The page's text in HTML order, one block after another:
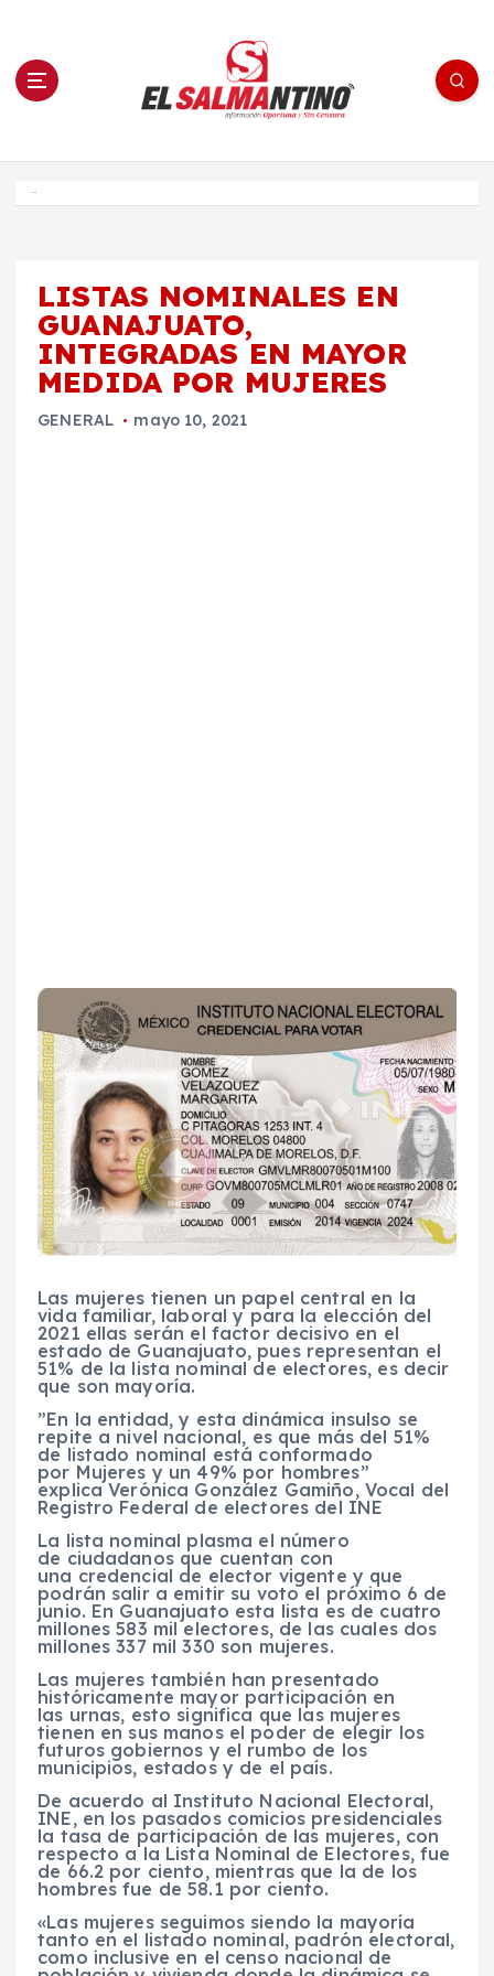
n El Salmantino - medios/noticias/editorial
LISTAS NOMINALES EN
GUANAJUATO,
INTEGRADAS EN MAYOR
MEDIDA POR MUJERES
GENERAL mayo 10, 2021
Las mujeres tienen un papel central en la
vida familiar, laboral y para la elección del
2021 ellas serán el factor decisivo en el
estado de Guanajuato, pues representan el
51% de la lista nominal de electores, es decir
que son mayoría.
”En la entidad, y esta dinámica insulso se
repite a nivel nacional, es que más del 51%
de listado nominal está conformado
por Mujeres y un 49% por hombres”
explica Verónica González Gamiño, Vocal del
Registro Federal de electores del INE
La lista nominal plasma el número
de ciudadanos que cuentan con
una credencial de elector vigente y que
podrán salir a emitir su voto el próximo 6 de
junio. En Guanajuato esta lista es de cuatro
millones 583 mil electores, de las cuales dos
millones 337 mil 330 son mujeres.
Las mujeres también han presentado
históricamente mayor participación en
las urnas, esto significa que las mujeres
tienen en sus manos el poder de elegir los
futuros gobiernos y el rumbo de los
municipios, estados y de el país.
De acuerdo al Instituto Nacional Electoral,
INE, en los pasados comicios presidenciales
la tasa de participación de las mujeres, con
respecto a la Lista Nominal de Electores, fue
de 66.2 por ciento, mientras que la de los
hombres fue de 58.1 por ciento.
«Las mujeres seguimos siendo la mayoría
tanto en el listado nominal, padrón electoral,
como inclusive en el censo nacional de